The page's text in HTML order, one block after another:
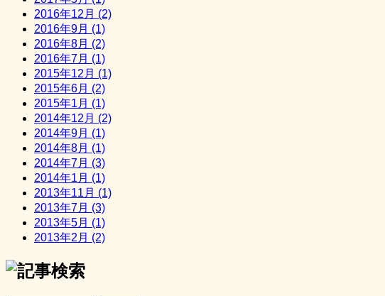
2016年12月 (2)
2016年9月 (1)
2016年8月 (2)
2016年7月 (1)
2015年12月 (1)
2015年6月 (2)
2015年1月 (1)
2014年12月 (2)
2014年9月 (1)
2014年8月 (1)
2014年7月 (3)
2014年1月 (1)
2013年11月 (1)
2013年7月 (3)
2013年5月 (1)
2013年2月 (2)